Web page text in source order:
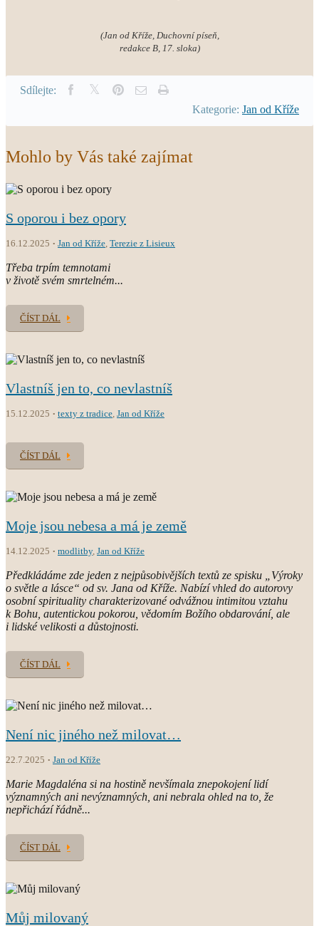
(Jan od Kříže, Duchovní píseň,
redakce B, 17. sloka)
Sdílejte:
Kategorie: Jan od Kříže
Mohlo by Vás také zajímat
S oporou i bez opory
16.12.2025 Jan od Kříže Terezie z Lisieux
Třeba trpím temnotami
v životě svém smrtelném...
ČÍST DÁL
Vlastníš jen to, co nevlastníš
15.12.2025 texty z tradice Jan od Kříže
ČÍST DÁL
Moje jsou nebesa a má je země
14.12.2025 modlitby, Jan od Kříže
Předkládáme zde jeden z nejpůsobivějších textů ze spisku „Výroky
o světle a lásce“ od sv. Jana od Kříže. Nabízí vhled do autorovy
osobní spirituality charakterizované odvážnou intimitou vztahu
k Bohu, autentickou pokorou, vědomím Božího obdarování, ale
i lidské velikosti a důstojnosti.
ČÍST DÁL
Není nic jiného než milovat…
22.7.2025 Jan od Kříže
Marie Magdaléna si na hostině nevšímala znepokojení lidí
významných ani nevýznamných, ani nebrala ohled na to, že
nepřichází řádně...
ČÍST DÁL
Můj milovaný